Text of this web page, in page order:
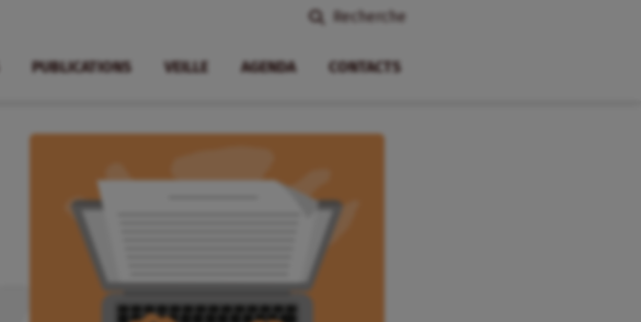
Recherche
PUBLICATIONS VEILLE AGENDA CONTACTS